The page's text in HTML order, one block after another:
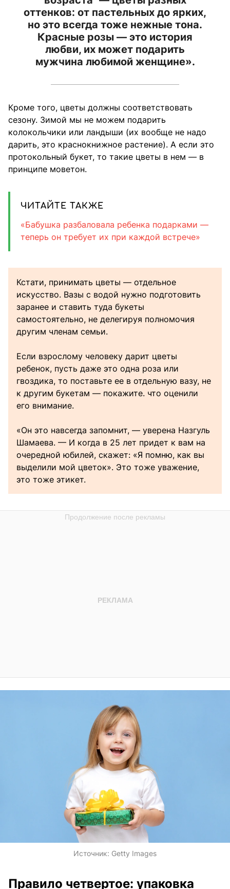
оттенков: от пастельных до ярких,
но это всегда тоже нежные тона.
Красные розы — это история
любви, их может подарить
мужчина любимой женщине».
Кроме того, цветы должны соответствовать
сезону. Зимой мы не можем подарить
колокольчики или ландыши (их вообще не надо
дарить, это краснокнижное растение). А если это
протокольный букет, то такие цветы в нем — в
принципе моветон.
ЧИТАЙТЕ ТАКЖЕ
«Бабушка разбаловала ребенка подарками —
теперь он требует их при каждой встрече»
Кстати, принимать цветы — отдельное
искусство. Вазы с водой нужно подготовить
заранее и ставить туда букеты
самостоятельно, не делегируя полномочия
другим членам семьи.
Если взрослому человеку дарит цветы
ребенок, пусть даже это одна роза или
гвоздика, то поставьте ее в отдельную вазу, не
к другим букетам — покажите. что оценили
его внимание.
«Он это навсегда запомнит, — уверена Назгуль
Шамаева. — И когда в 25 лет придет к вам на
очередной юбилей, скажет: «Я помню, как вы
выделили мой цветок». Это тоже уважение,
это тоже этикет.
Источник: Getty Images
Правило четвертое: упаковка